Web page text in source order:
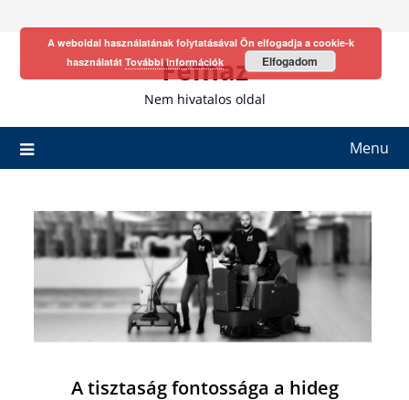
Fefhaz
Nem hivatalos oldal
Menu
A tisztaság fontossága a hideg
A weboldal használatának folytatásával Ön elfogadja a cookie-k
használatát További információk Elfogadom